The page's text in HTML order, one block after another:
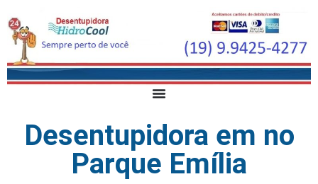
Desentupidora em no
Parque Emília